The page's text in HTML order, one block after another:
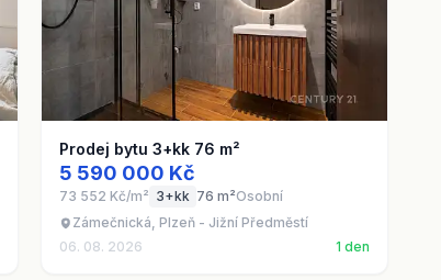
Prodej bytu 3+kk 76 m²
5 590 000 Kč
73 552 Kč/m² 3+kk 76 m²Osobní
Zámečnická, Plzeň - Jižní Předměstí
06. 08. 2026
1 den